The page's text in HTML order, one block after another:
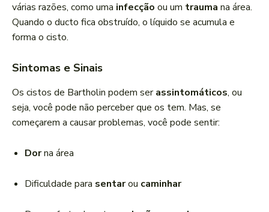
várias razões, como uma infecção ou um trauma na área.
Quando o ducto fica obstruído, o líquido se acumula e
forma o cisto.
Sintomas e Sinais
Os cistos de Bartholin podem serassintomáticos, ou
seja, você pode não perceber que os tem. Mas, se
começarem a causar problemas, você pode sentir:
Dorna área
Dificuldade para sentarou caminhar